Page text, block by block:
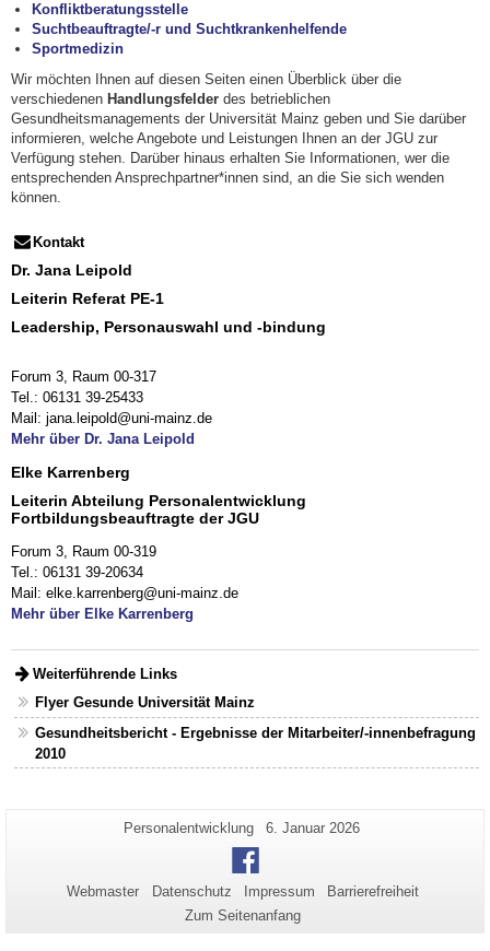
Konfliktberatungsstelle
Suchtbeauftragte/-r und Suchtkrankenhelfende
Sportmedizin
Wir möchten Ihnen auf diesen Seiten einen Überblick über die
verschiedenen Handlungsfelder des betrieblichen
Gesundheitsmanagements der Universität Mainz geben und Sie darüber
informieren, welche Angebote und Leistungen Ihnen an der JGU zur
Verfügung stehen. Darüber hinaus erhalten Sie Informationen, wer die
entsprechenden Ansprechpartner*innen sind, an die Sie sich wenden
können.
Kontakt
Dr. Jana Leipold
Leiterin Referat PE-1
Leadership, Personauswahl und -bindung
Forum 3, Raum 00-317
Tel.: 06131 39-25433
Mail: jana.leipold@uni-mainz.de
Mehr über Dr. Jana Leipold
Elke Karrenberg
Leiterin Abteilung Personalentwicklung
Fortbildungsbeauftragte der JGU
Forum 3, Raum 00-319
Tel.: 06131 39-20634
Mail: elke.karrenberg@uni-mainz.de
Mehr über Elke Karrenberg
Weiterführende Links
Flyer Gesunde Universität Mainz
Gesundheitsbericht - Ergebnisse der Mitarbeiter/-innenbefragung
2010
Zusätzliche
Informationen
zu
dieser
Seite
Seiten-
Personalentwicklung
Letzte
6. Januar 2026
Facebook
Webmaster Datenschutz Impressum
Barrierefreiheit
Zum Seitenanfang